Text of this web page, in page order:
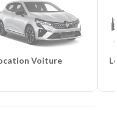
Voiture